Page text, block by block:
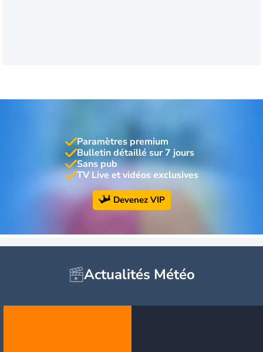
Paramètres premium
Bulletin détaillé sur 7 jours
Sans pub
TV Live et vidéos exclusives
Devenez VIP
Actualités Météo